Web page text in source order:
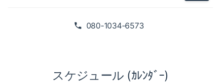
080-1034-6573
スケジュール (ｶﾚﾝﾀﾞｰ)